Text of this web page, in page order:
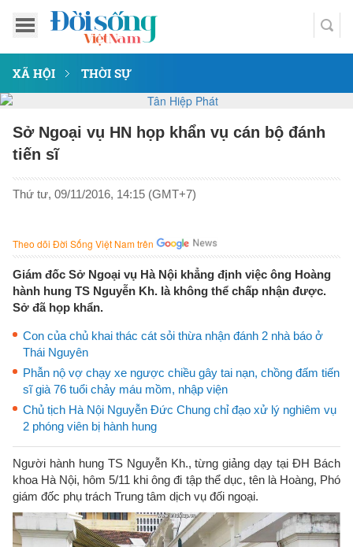
XÃ HỘI THỜI SỰ
Sở Ngoại vụ HN họp khẩn vụ cán bộ đánh
tiến sĩ
Thứ tư, 09/11/2016, 14:15 (GMT+7)
Theo dõi Đời Sống Việt Nam trên
Giám đốc Sở Ngoại vụ Hà Nội khẳng định việc ông Hoàng
hành hung TS Nguyễn Kh. là không thể chấp nhận được.
Sở đã họp khẩn.
Con của chủ khai thác cát sỏi thừa nhận đánh 2 nhà báo ở
Thái Nguyên
Phẫn nộ vợ chạy xe ngược chiều gây tai nạn, chồng đấm tiến
sĩ già 76 tuổi chảy máu mồm, nhập viện
Chủ tịch Hà Nội Nguyễn Đức Chung chỉ đạo xử lý nghiêm vụ
2 phóng viên bị hành hung
Người hành hung TS Nguyễn Kh., từng giảng dạy tại ĐH Bách
khoa Hà Nội, hôm 5/11 khi ông đi tập thể dục, tên là Hoàng, Phó
giám đốc phụ trách Trung tâm dịch vụ đối ngoại.